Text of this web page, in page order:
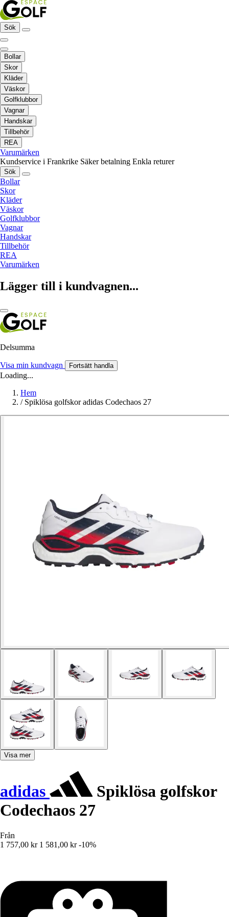
Sök
Bollar
Skor
Kläder
Väskor
Golfklubbor
Vagnar
Handskar
Tillbehör
REA
Varumärken
Kundservice i Frankrike Säker betalning Enkla returer
Sök
Bollar
Skor
Kläder
Väskor
Golfklubbor
Vagnar
Handskar
Tillbehör
REA
Varumärken
Lägger till i kundvagnen...
Delsumma
Visa min kundvagn Fortsätt handla
Loading...
Hem
/ Spiklösa golfskor adidas Codechaos 27
Visa mer
adidas
Spiklösa golfskor
Codechaos 27
Från
1 757,00 kr 1 581,00 kr -10%